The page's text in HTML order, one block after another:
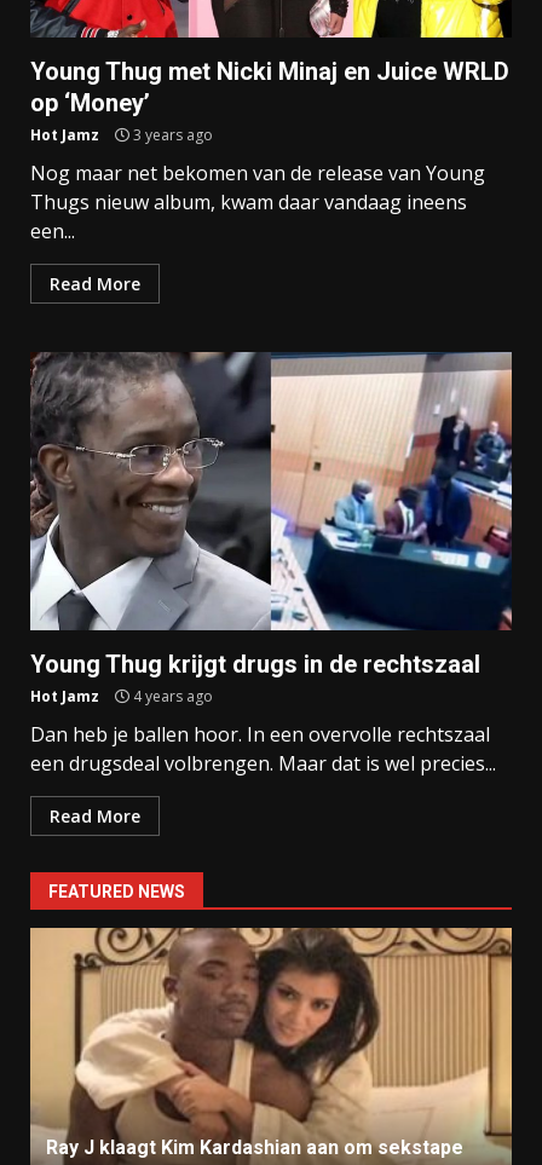
Young Thug met Nicki Minaj en Juice WRLD
op ‘Money’
Hot Jamz 3 years ago
Nog maar net bekomen van de release van Young
Thugs nieuw album, kwam daar vandaag ineens
een...
Read More
Young Thug krijgt drugs in de rechtszaal
Hot Jamz 4 years ago
Dan heb je ballen hoor. In een overvolle rechtszaal
een drugsdeal volbrengen. Maar dat is wel precies...
Read More
FEATURED NEWS
Ray J klaagt Kim Kardashian aan om sekstape